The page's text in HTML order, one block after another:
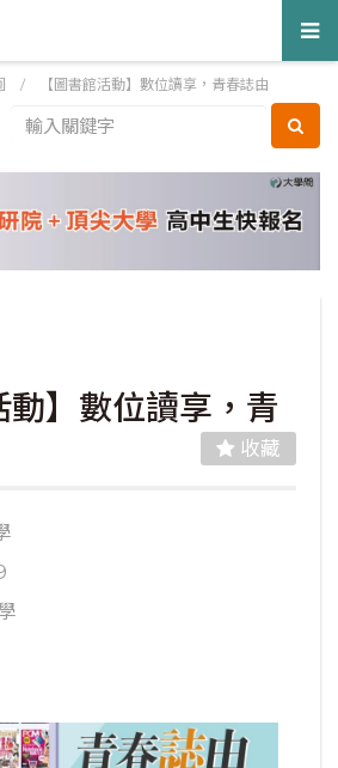
/ 【圖書館活動】數位讀享，青春誌由
動】數位讀享，青
收藏